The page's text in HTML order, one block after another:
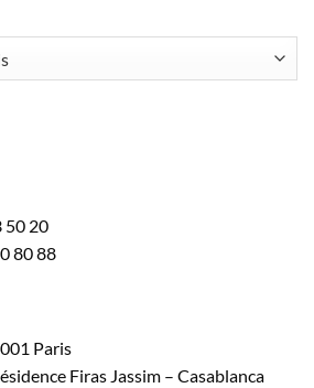
50 20
80 88
Paris
Firas Jassim – Casablanca